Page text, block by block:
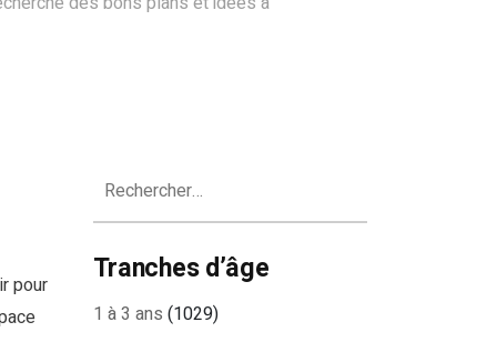
pour
Tranches d’âge
1 à 3 ans (1029)